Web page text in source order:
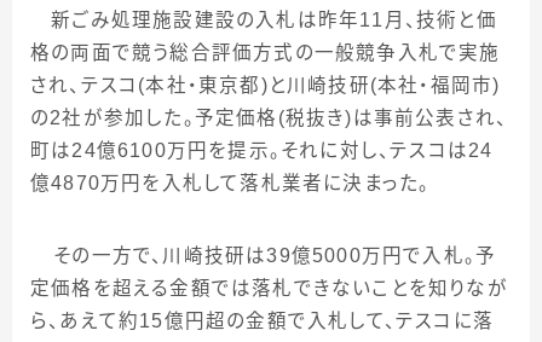
新ごみ処理施設建設の入札は昨年11 月、技術と価
格の両面で競う総合評価方式の一般競争入札で実施
され、テスコ (本社・東京都) と川崎技研(本社・福岡市)
の2社が参加した。予定価格 (税抜き)は事前公表され、
町は24億6100万円を提示。それに対し、テスコは24
億4870万円を入札して落札業者に決まった。
その一方で、川崎技研は39億5000万円で入札。予
定価格を超える金額では落札できないことを知りなが
ら、あえて約15億円超の金額で入札して、テスコに落